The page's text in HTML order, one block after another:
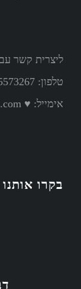
ליצרית קשר
טלפון: 053-5573267
אימייל: ♥ betnuatn@gmail.com
בקרו